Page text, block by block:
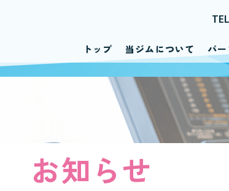
TEL
トップ 当ジムについて パ
お知らせ